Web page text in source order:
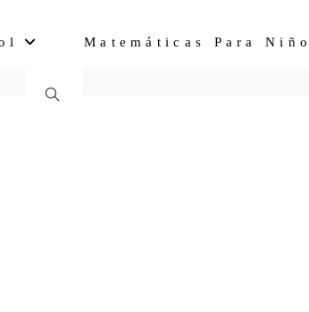
Matemáticas Para
Alternar